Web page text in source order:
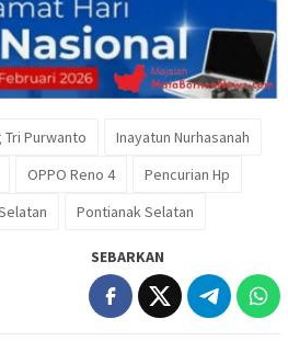
Tri Purwanto
Inayatun Nurhasanah
OPPO Reno 4
Pencurian Hp
Pontianak Selatan
SEBARKAN